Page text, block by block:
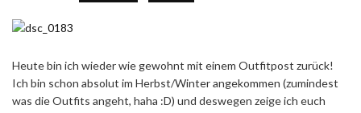
Heute bin ich wieder wie gewohnt mit einem Outfitpost zurück!
Ich bin schon absolut im Herbst/Winter angekommen (zumindest
was die Outfits angeht, haha :D) und deswegen zeige ich euch